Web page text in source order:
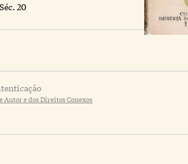
20
e dos Direitos Conexos